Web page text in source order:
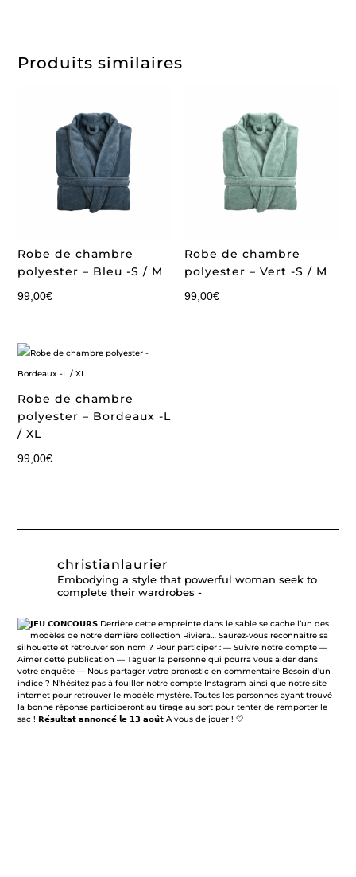
Produits similaires
Robe de chambre
polyester – Bleu -S / M
99,00€
Robe de chambre
polyester – Vert -S / M
99,00€
Robe de chambre
polyester – Bordeaux -L
/ XL
99,00€
christianlaurier
Embodying a style that powerful woman seek to
complete their wardrobes -